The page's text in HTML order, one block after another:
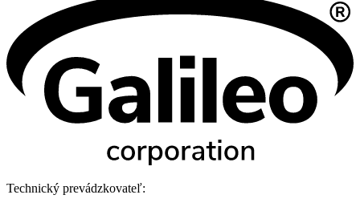
Technický prevádzkovateľ: